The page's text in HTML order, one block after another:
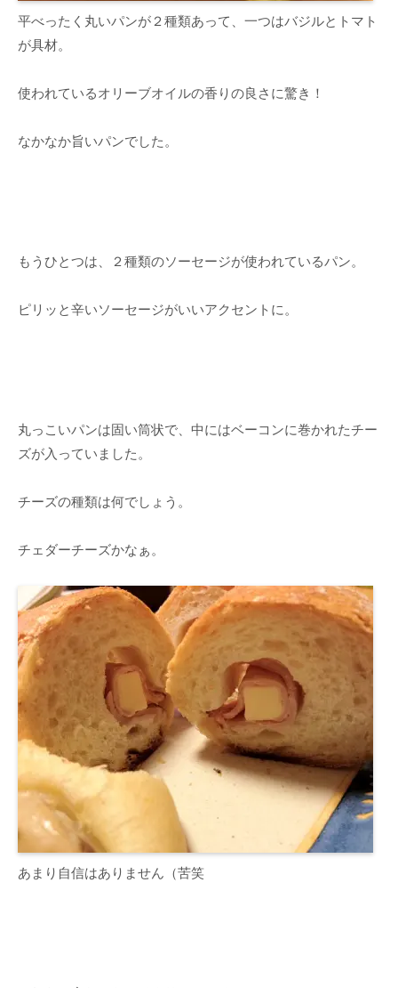
平べったく丸いパンが２種類あって、一つはバジルとトマト
が具材。
使われているオリーブオイルの香りの良さに驚き！
なかなか旨いパンでした。
もうひとつは、２種類のソーセージが使われているパン。
ピリッと辛いソーセージがいいアクセントに。
丸っこいパンは固い筒状で、中にはベーコンに巻かれたチー
ズが入っていました。
チーズの種類は何でしょう。
チェダーチーズかなぁ。
あまり自信はありません（苦笑